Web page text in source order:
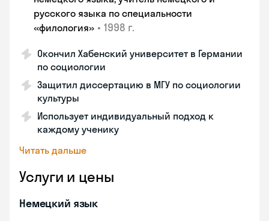
русского языка по специальности
«филология» • 1998 г.
Окончил Хабенский университет в Германии
по социологии
Защитил диссертацию в МГУ по социологии
культуры
Использует индивидуальный подход к
каждому ученику
Читать дальше
Услуги и цены
Немецкий язык